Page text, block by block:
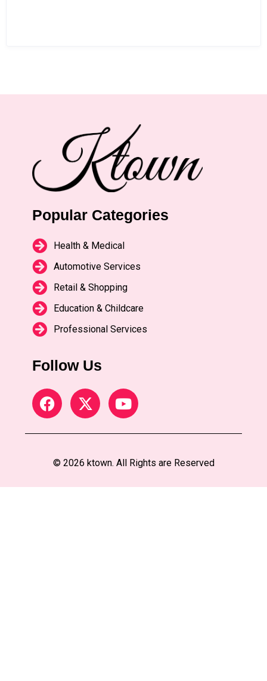
Popular Categories
Health & Medical
Automotive Services
Retail & Shopping
Education & Childcare
Professional Services
Follow Us
© 2026 ktown. All Rights are Reserved